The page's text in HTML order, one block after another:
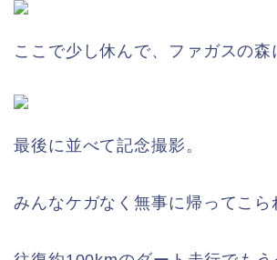
ここで少し休んで、ファガスの森
最後に並べて記念撮影。
みんなケガなく無事に帰ってこら